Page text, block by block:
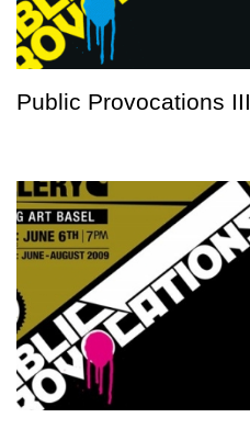
Public Provocations III